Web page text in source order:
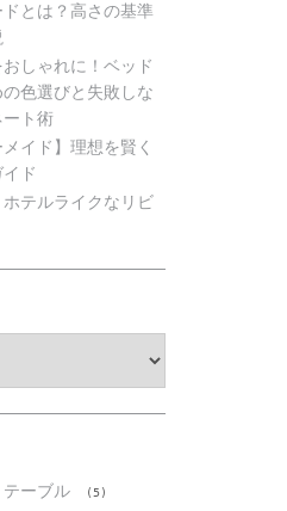
とは？高さの基準
しゃれに！ベッド
色選びと失敗しな
ト術
イド】理想を賢く
ド
テルライクなリビ
ーブル (5)